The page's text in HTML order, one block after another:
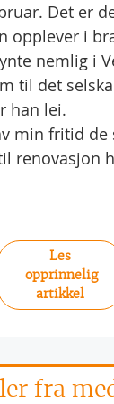
Det er
opplever i
nemlig i
til det
han lei.
min fritid de
renovasjon
Les
opprinnelig
artikkel
fra